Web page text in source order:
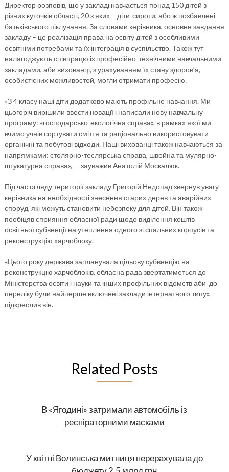
Директор розповів, що у закладі навчається понад 150 дітей з
різних куточків області, 20 з яких – діти-сироти, або ж позбавлені
батьківського піклування. За словами керівника, основне завдання
закладу – це реалізація права на освіту дітей з особливими
освітніми потребами та їх інтеграція в суспільство. Також тут
налагоджують співпрацю із професійно-технічними навчальними
закладами, аби вихованці, з урахуванням їх стану здоров’я,
особистісних можливостей, могли отримати професію.
«З 4 класу наші діти додатково мають профільне навчання. Ми
цьогоріч вирішили ввести новації і написали нову навчальну
програму: «господарсько-екологічна справа», в рамках якої ми
вчимо учнів сортувати сміття та раціонально використовувати
органічні та побутові відходи. Наші вихованці також навчаються за
напрямками: столярно-теслярська справа, швейна та мулярно-
штукатурна справа», – зауважив Анатолій Москалюк.
Під час огляду території закладу Григорій Недопад звернув увагу
керівника на необхідності знесення старих дерев та аварійних
споруд, які можуть становити небезпеку для дітей. Він також
пообіцяв сприяння обласної ради щодо виділення коштів
освітньої субвенції на утеплення одного зі спальних корпусів та
реконструкцію харчоблоку.
«Цього року держава запланувала цільову субвенцію на
реконструкцію харчоблоків, обласна рада звертатиметься до
Міністерства освіти і науки та інших профільних відомств аби до
переліку були найперше включені заклади інтернатного типу», –
підкреслив він.
Related Posts
В «Ягодині» затримали автомобіль із
респіраторними масками
У квітні Волинська митниця перерахувала до